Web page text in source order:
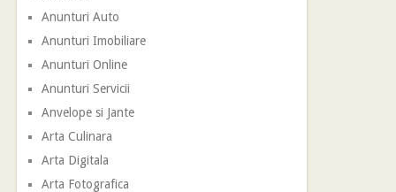
Anunturi Auto
Anunturi Imobiliare
Anunturi Online
Anunturi Servicii
Anvelope si Jante
Arta Culinara
Arta Digitala
Arta Fotografica